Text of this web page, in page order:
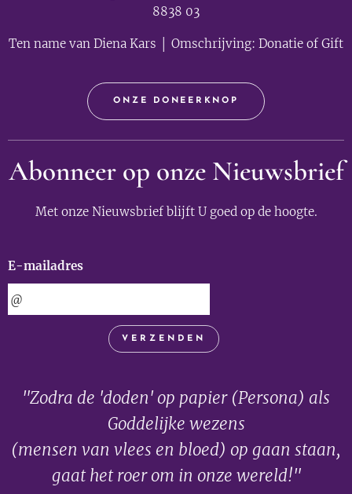
8838 03
Ten name van Diena Kars │ Omschrijving: Donatie of Gift
ONZE DONEERKNOP
Abonneer op onze Nieuwsbrief
Met onze Nieuwsbrief blijft U goed op de hoogte.
E-mailadres
VERZENDEN
"Zodra de 'doden' op papier (Persona) als
Goddelijke wezens
(mensen van vlees en bloed) op gaan staan,
gaat het roer om in onze wereld!"